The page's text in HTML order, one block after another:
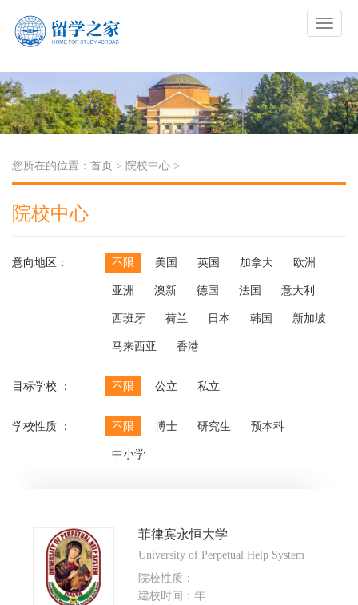
您所在的位置： 首页 > 院校中心 >
院校中心
意向地区： 不限 美国 英国 加拿大 欧洲
亚洲 澳新 德国 法国 意大利
西班牙 荷兰 日本 韩国 新加坡
马来西亚 香港
目标学校 ： 不限 公立 私立
学校性质 ： 不限 博士 研究生 预本科
中小学
菲律宾永恒大学
University of Perpetual Help System
院校性质：
建校时间：年